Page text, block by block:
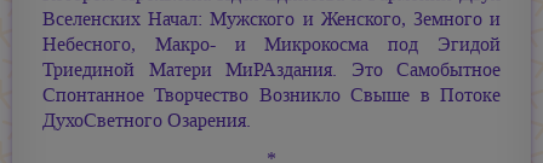
Вселенских Начал: Мужского и Женского, Земного и
Небесного, Макро- и Микрокосма под Эгидой
Триединой Матери МиРАздания. Это Самобытное
Спонтанное Творчество Возникло Свыше в Потоке
ДухоСветного Озарения.